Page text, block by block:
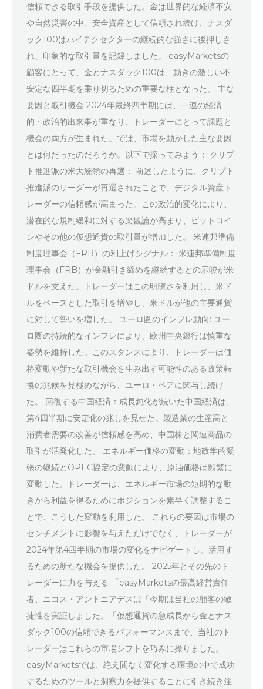
信頼できる取引手段を提供した。金は世界的な経済不安
や自然災害の中、安全資産として信頼され続け、ナスダ
ック100はハイテクセクターの継続的な強さに後押しさ
れ、印象的な取引量を記録しました。 easyMarketsの
顧客にとって、金とナスダック100は、動きの激しい不
安定な四半期を乗り切るための重要な柱となった。 主な
要因と取引機会 2024年最終四半期には、一連の経済
的・政治的出来事が重なり、トレーダーにとって課題と
機会の両方が生まれた。では、市場を動かした主な要因
とは何だったのだろうか。以下で探ってみよう： クリプ
ト推進派の米大統領の再選： 前述したように、クリプト
推進派のリーダーが再選されたことで、デジタル資産ト
レーダーの信頼感が高まった。この政治的変化により、
潜在的な規制緩和に対する楽観論が高まり、ビットコイ
ンやその他の仮想通貨の取引量が増加した。 米連邦準備
制度理事会（FRB）の利上げシグナル： 米連邦準備制度
理事会（FRB）が金融引き締めを継続するとの示唆が米
ドルを支えた。トレーダーはこの明瞭さを利用し、米ド
ルをベースとした取引を増やし、米ドルが他の主要通貨
に対して勢いを増した。 ユーロ圏のインフレ動向: ユー
ロ圏の持続的なインフレにより、欧州中央銀行は慎重な
姿勢を維持した。このスタンスにより、トレーダーは価
格変動や新たな取引機会を生み出す可能性のある政策転
換の兆候を見極めながら、ユーロ・ペアに関与し続け
た。 回復する中国経済：成長鈍化が続いた中国経済は、
第4四半期に安定化の兆しを見せた。製造業の生産高と
消費者需要の改善が信頼感を高め、中国株と関連商品の
取引が活発化した。 エネルギー価格の変動：地政学的緊
張の継続とOPEC協定の変動により、原油価格は頻繁に
変動した。トレーダーは、エネルギー市場の短期的な動
きから利益を得るためにポジションを素早く調整するこ
とで、こうした変動を利用した。 これらの要因は市場の
センチメントに影響を与えただけでなく、トレーダーが
2024年第4四半期の市場の変化をナビゲートし、活用す
るための新たな機会を提供した。 2025年とその先のト
レーダーに力を与える 「easyMarketsの最高経営責任
者、ニコス・アントニアデスは「今期は当社の顧客の敏
捷性を実証しました。「仮想通貨の急成長から金とナス
ダック100の信頼できるパフォーマンスまで、当社のト
レーダーはこれらの市場シフトを巧みに操りました。
easyMarketsでは、絶え間なく変化する環境の中で成功
するためのツールと洞察力を提供することに引き続き注